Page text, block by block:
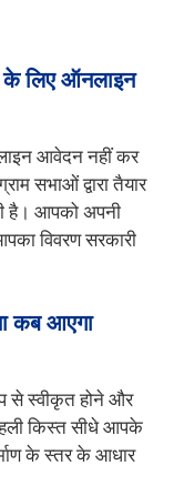
के लिए ऑनलाइन
आवेदन नहीं कर
सभाओं द्वारा तैयार
है। आपको अपनी
विवरण सरकारी
कब आएगा
से स्वीकृत होने और
किस्त सीधे आपके
के स्तर के आधार